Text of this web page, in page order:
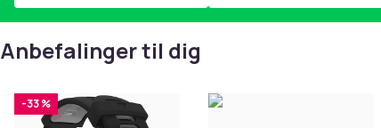
Anbefalinger til dig
-33 %